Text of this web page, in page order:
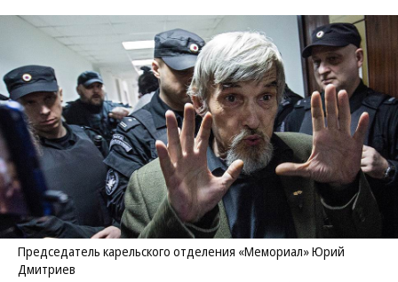
Председатель карельского отделения «Мемориал» Юрий
Дмитриев